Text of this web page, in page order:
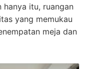
hanya itu, ruangan
yang memukau
meja dan